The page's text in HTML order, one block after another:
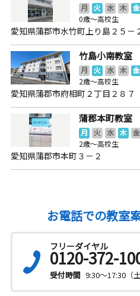
月 火 水 木 金
0歳～高校生
愛知県蒲郡市水竹町上り島２５
竹島小南教室
月 火 水 木 金
2歳～高校生
愛知県蒲郡市府相町２丁目２８
蒲郡本町教室
月 火 水 木 金
2歳～高校生
愛知県蒲郡市本町３－２
お電話での教室
フリーダイヤル
0120-372-
受付時間 9:30～17:30（